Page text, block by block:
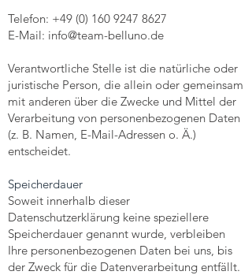
Telefon: +49 (0) 160 9247 8627
E-Mail: info@team-belluno.de
Verantwortliche Stelle ist die natürliche oder
juristische Person, die allein oder gemeinsam
mit anderen über die Zwecke und Mittel der
Verarbeitung von personenbezogenen Daten
(z. B. Namen, E-Mail-Adressen o. Ä.)
entscheidet.
Speicherdauer
Soweit innerhalb dieser
Datenschutzerklärung keine speziellere
Speicherdauer genannt wurde, verbleiben
Ihre personenbezogenen Daten bei uns, bis
der Zweck für die Datenverarbeitung entfällt.